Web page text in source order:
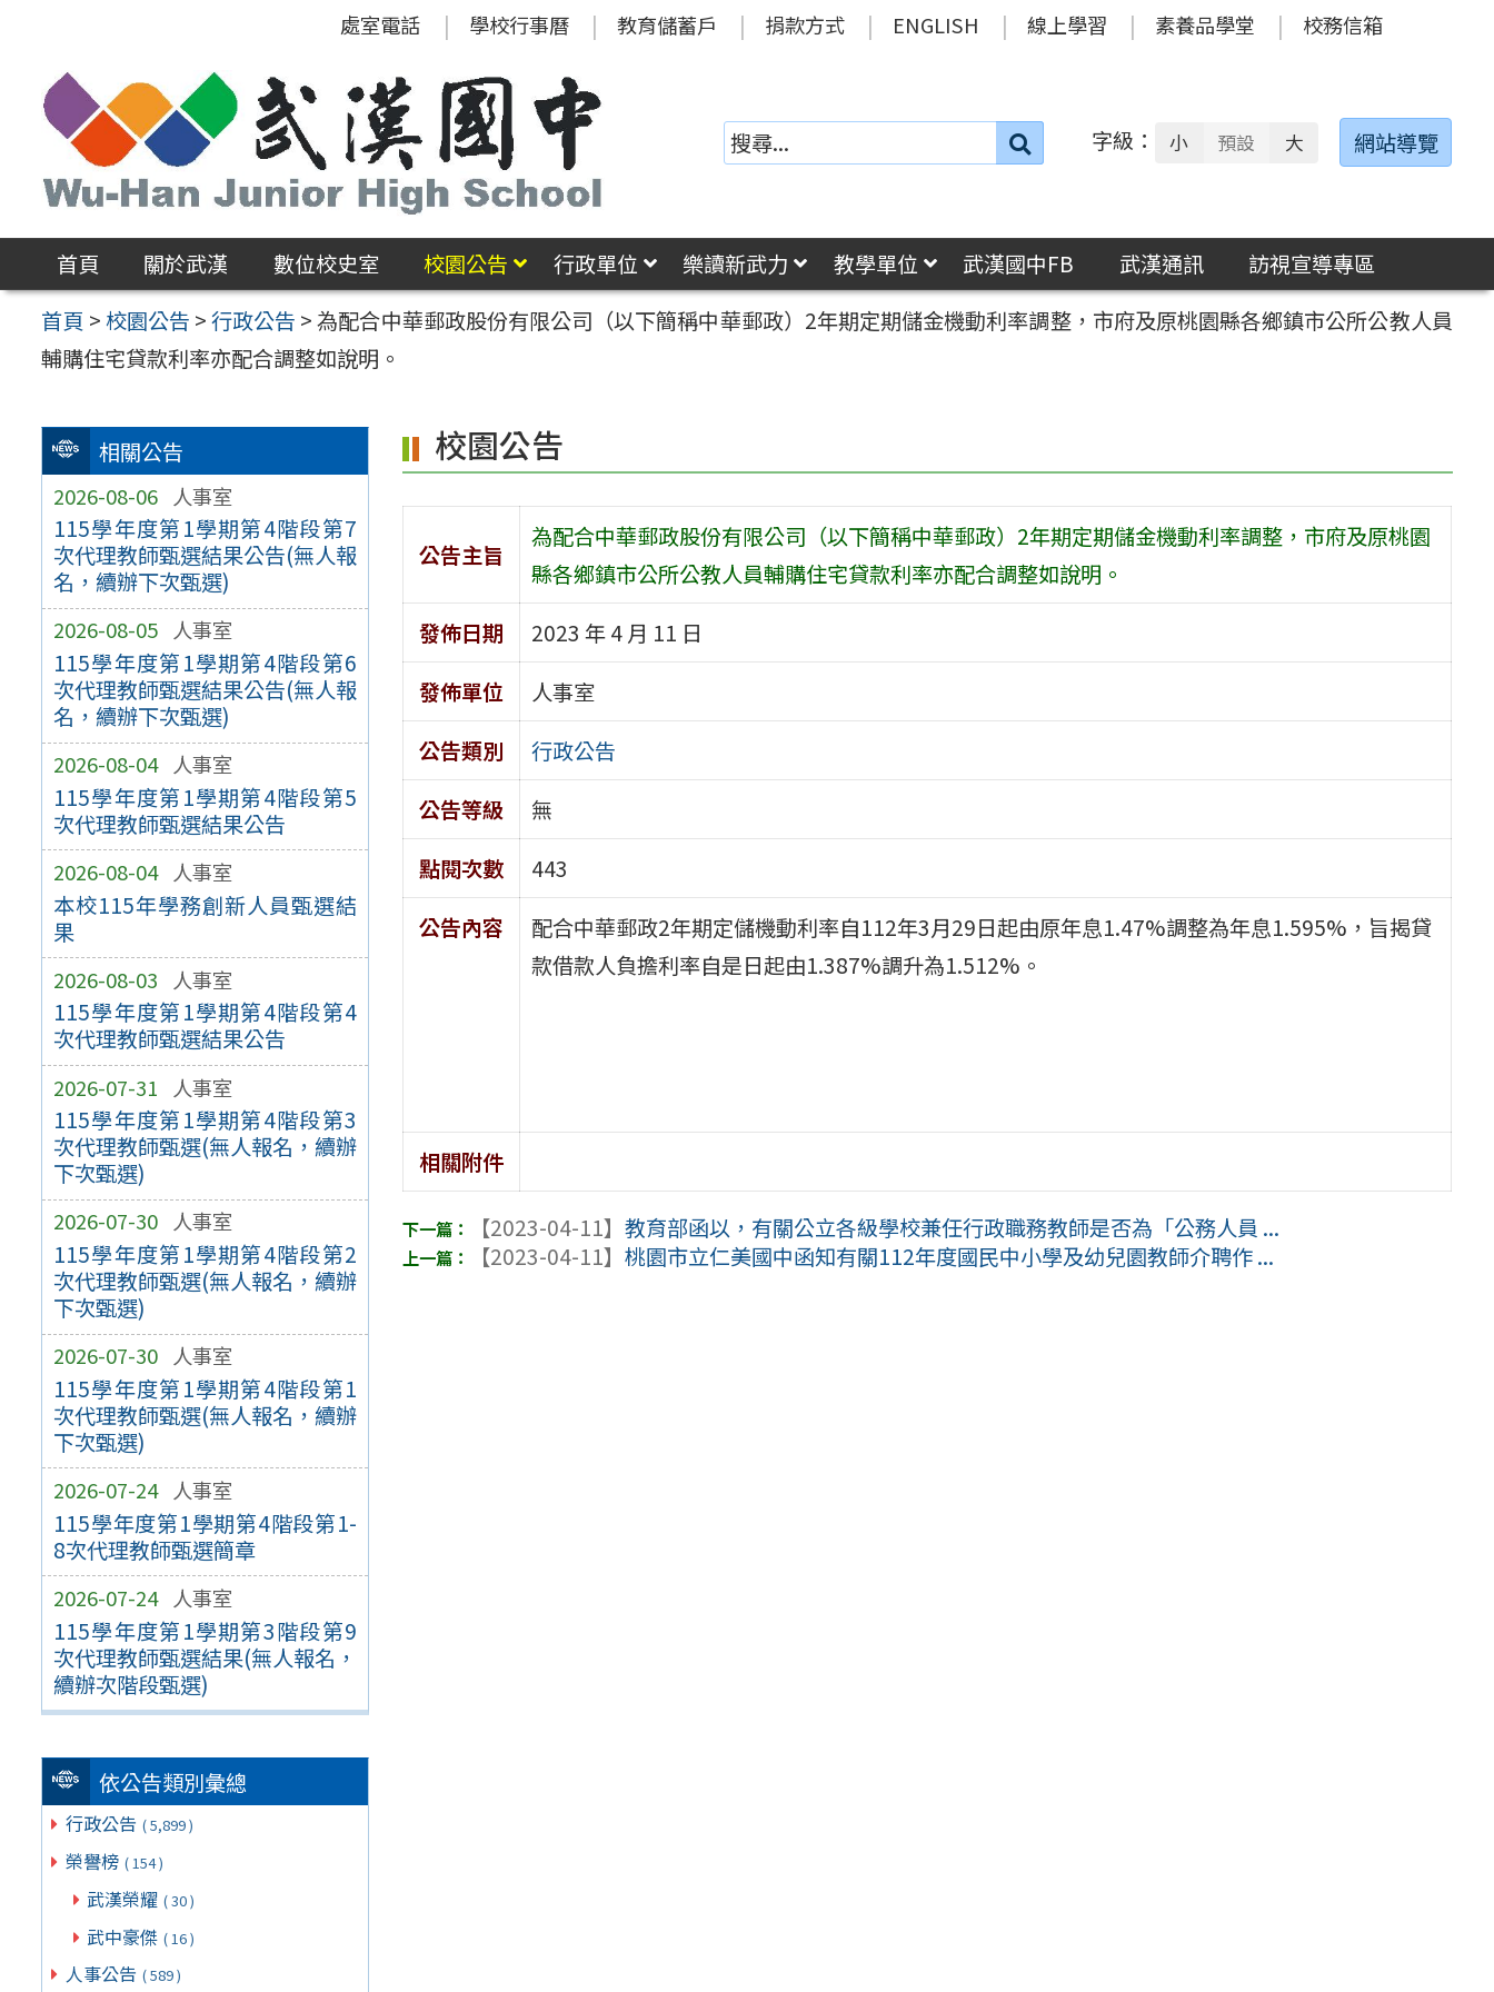
區
處室電話 學校行事曆 教育儲蓄戶 捐款方式 ENGLISH 線上學習 素養品學堂 校務信箱
搜
字級： 小 預設 大 網站導覽
首頁 關於武漢 數位校史室 校園公告 行政單位 樂讀新武力 教學單位 武漢國中FB 武漢通訊
訪視宣導專區
首頁 >校園公告 >行政公告 >為配合中華郵政股份有限公司（以下簡稱中華郵政）2年期定期儲金機動利率調整，市府及原桃園縣各鄉鎮市公所公教人員
輔購住宅貸款利率亦配合調整如說明。
相關公告
2026-08-06 人事室
115學年度第1學期第4階段第7
次代理教師甄選結果公告(無人報
名，續辦下次甄選)
2026-08-05 人事室
115學年度第1學期第4階段第6
次代理教師甄選結果公告(無人報
名，續辦下次甄選)
2026-08-04 人事室
115學年度第1學期第4階段第5
次代理教師甄選結果公告
2026-08-04 人事室
本校115年學務創新人員甄選結
果
2026-08-03 人事室
115學年度第1學期第4階段第4
次代理教師甄選結果公告
2026-07-31 人事室
115學年度第1學期第4階段第3
次代理教師甄選(無人報名，續辦
下次甄選)
2026-07-30 人事室
115學年度第1學期第4階段第2
次代理教師甄選(無人報名，續辦
下次甄選)
2026-07-30 人事室
115學年度第1學期第4階段第1
次代理教師甄選(無人報名，續辦
下次甄選)
2026-07-24 人事室
115學年度第1學期第4階段第1-
8次代理教師甄選簡章
2026-07-24 人事室
115學年度第1學期第3階段第9
次代理教師甄選結果(無人報名，
續辦次階段甄選)
依公告類別彙總
行政公告 ( 5,899 )
榮譽榜 ( 154 )
武漢榮耀 ( 30 )
武中豪傑 ( 16 )
人事公告 ( 589 )
校園公告
公告主旨
為配合中華郵政股份有限公司（以下簡稱中華郵政）2年期定期儲金機動利率調整，市府及原桃園
縣各鄉鎮市公所公教人員輔購住宅貸款利率亦配合調整如說明。
發佈日期
2023 年 4 月 11 日
發佈單位
人事室
公告類別
行政公告
公告等級
無
點閱次數
443
公告內容
配合中華郵政2年期定儲機動利率自112年3月29日起由原年息1.47%調整為年息1.595%，旨揭貸
款借款人負擔利率自是日起由1.387%調升為1.512%。
相關附件
【2023-04-11】教育部函以，有關公立各級學校兼任行政職務教師是否為「公務人員 ...
【2023-04-11】桃園市立仁美國中函知有關112年度國民中小學及幼兒園教師介聘作 ...